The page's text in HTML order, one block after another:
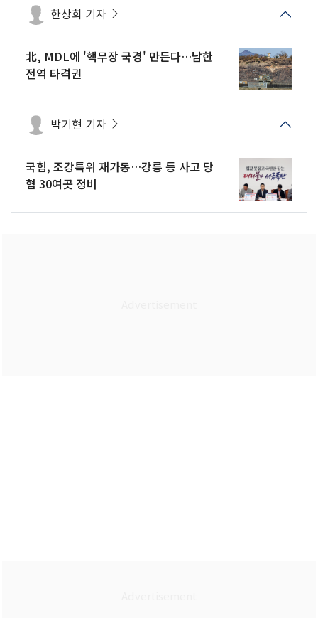
한상희 기자
北, MDL에 '핵무장 국경' 만든다…남한
전역 타격권
박기현 기자
국힘, 조강특위 재가동…강릉 등 사고 당
협 30여곳 정비